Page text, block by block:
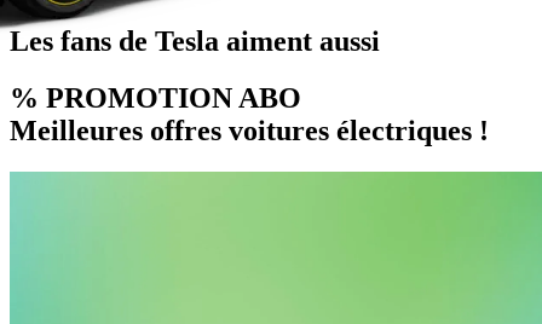
Les fans de Tesla aiment aussi
% PROMOTION ABO
Meilleures offres voitures électriques !